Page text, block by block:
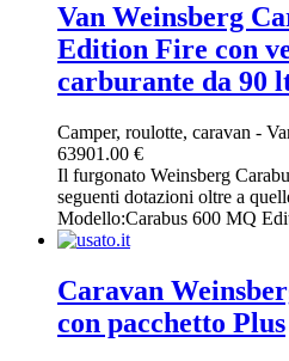
Van Weinsberg
Edition Fire con
carburante da 90
Camper, roulotte, caravan -
63901.00 €
Il furgonato Weinsberg
seguenti dotazioni oltre a
Modello:Carabus 600 MQ
Caravan
con pacchetto Plus